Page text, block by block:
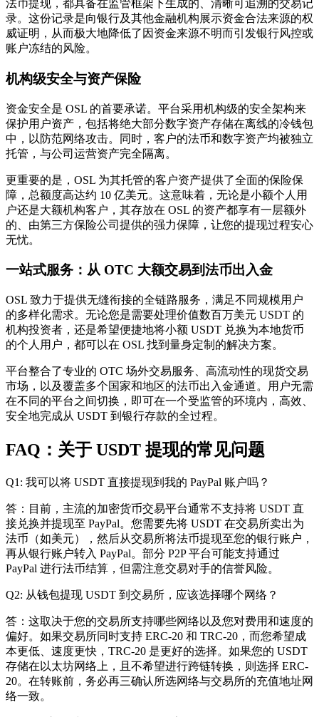
法币提现，都具备在监管框架下生成的、清晰可追溯的交易记
录。这份记录是向银行及其他金融机构展示资金合法来源的权
威证明，从而极大地降低了因资金来源不明而引发银行风控或
账户冻结的风险。
机构级安全与资产保险
资金安全是 OSL 的首要承诺。平台采用机构级的安全架构来
保护用户资产，包括将绝大部分数字资产存储在离线的冷钱包
中，以防范网络攻击。同时，客户的法币和数字资产均被独立
托管，与公司运营资产完全隔离。
更重要的是，OSL 为其托管的客户资产提供了全面的保险保
障，总额度高达约 10 亿美元。这意味着，无论是小额个人用
户还是大额机构客户，其存放在 OSL 的资产都享有一层额外
的、由第三方保险公司提供的强力保障，让您的提现过程安心
无忧。
一站式服务：从 OTC 大额交易到法币出入金
OSL 致力于提供无缝衔接的全链路服务，满足不同规模用户
的多样化需求。无论您是需要处理价值数百万美元 USDT 的
机构投资者，还是希望便捷地将小额 USDT 兑换为本地货币
的个人用户，都可以在 OSL 找到量身定制的解决方案。
平台整合了专业的 OTC 场外交易服务 、高流动性的现货交易
市场，以及覆盖多个国家和地区的法币出入金通道。用户无需
在不同的平台之间切换，即可在一个受监管的环境内，高效、
安全地完成从 USDT 到银行存款的全过程。
FAQ：关于 USDT 提现的常见问题
Q1: 我可以将 USDT 直接提现到我的 PayPal 账户吗？
答：目前，主流的加密货币交易平台通常不支持将 USDT 直
接兑换并提现至 PayPal。您需要先将 USDT 在交易所卖出为
法币（如美元），然后从交易所将法币提现至您的银行账户，
再从银行账户转入 PayPal。部分 P2P 平台可能支持通过
PayPal 进行法币结算，但需注意交易对手的信誉风险。
Q2: 从钱包提现 USDT 到交易所，应该选择哪个网络？
答：这取决于您的交易所支持哪些网络以及您对费用和速度的
偏好。如果交易所同时支持 ERC-20 和 TRC-20，而您希望成
本更低、速度更快，TRC-20 是更好的选择。如果您的 USDT
存储在以太坊网络上，且不希望进行跨链转换，则选择 ERC-
20。在转账前，务必再三确认所选网络与交易所的充值地址网
络一致。